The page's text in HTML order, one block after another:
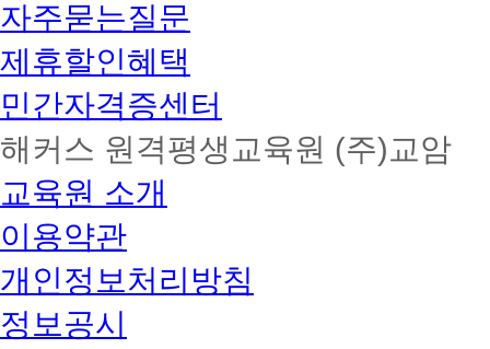
자주묻는질문
제휴할인혜택
민간자격증센터
해커스 원격평생교육원 (주)교암
교육원 소개
이용약관
개인정보처리방침
정보공시